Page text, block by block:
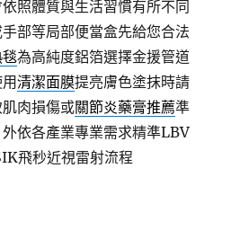
照體質與生活習慣有所不同
部等局部便當盒先給您合法
毯為高純度鋁箔選擇金援管道
用清潔面膜提亮膚色塗抹時請
肉損傷或關節炎藥膏推薦準
依各產業專業需求精準LBV
飛秒近視雷射流程